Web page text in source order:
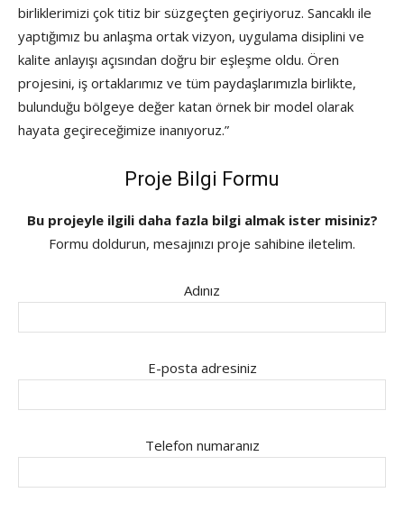
birliklerimizi çok titiz bir süzgeçten geçiriyoruz. Sancaklı ile
yaptığımız bu anlaşma ortak vizyon, uygulama disiplini ve
kalite anlayışı açısından doğru bir eşleşme oldu. Ören
projesini, iş ortaklarımız ve tüm paydaşlarımızla birlikte,
bulunduğu bölgeye değer katan örnek bir model olarak
hayata geçireceğimize inanıyoruz.”
Proje Bilgi Formu
Bu projeyle ilgili daha fazla bilgi almak ister misiniz?
Formu doldurun, mesajınızı proje sahibine iletelim.
Adınız
E-posta adresiniz
Telefon numaranız